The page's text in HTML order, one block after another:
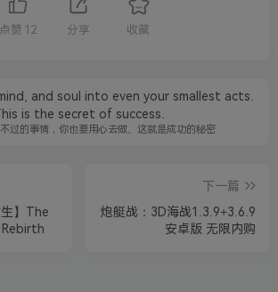
点赞 12 分享 收藏
and soul into even your smallest acts.
is the secret of success.
过的事情，你也要用心去做。这就是成功的秘密
生】The
下一篇
炮艇战：3D海战1.3.9+3.6.9
安卓版 无限内购